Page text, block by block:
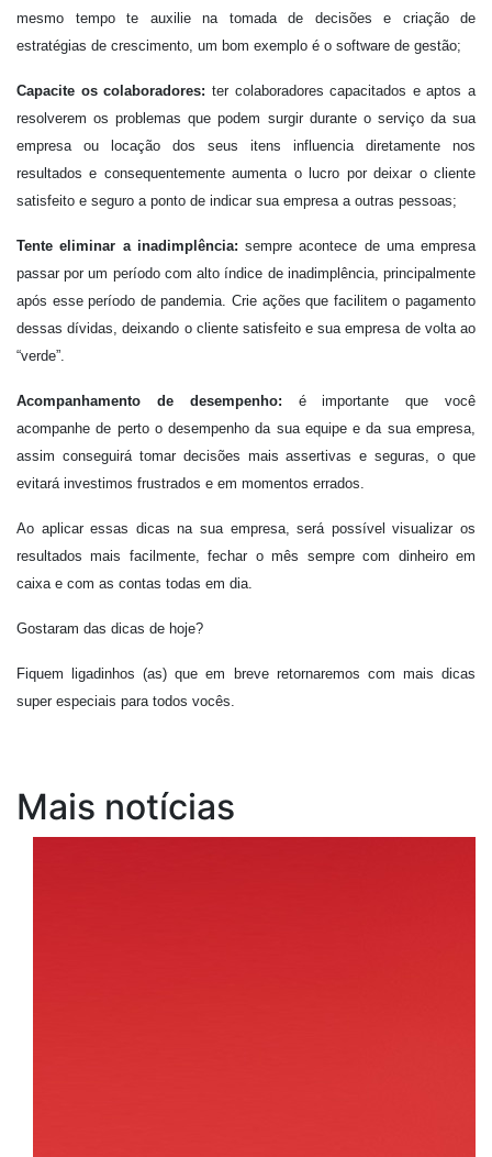
mesmo tempo te auxilie na tomada de decisões e criação de
estratégias de crescimento, um bom exemplo é o software de gestão;
Capacite os colaboradores: ter colaboradores capacitados e aptos a
resolverem os problemas que podem surgir durante o serviço da sua
empresa ou locação dos seus itens influencia diretamente nos
resultados e consequentemente aumenta o lucro por deixar o cliente
satisfeito e seguro a ponto de indicar sua empresa a outras pessoas;
Tente eliminar a inadimplência: sempre acontece de uma empresa
passar por um período com alto índice de inadimplência, principalmente
após esse período de pandemia. Crie ações que facilitem o pagamento
dessas dívidas, deixando o cliente satisfeito e sua empresa de volta ao
“verde”.
Acompanhamento de desempenho: é importante que você
acompanhe de perto o desempenho da sua equipe e da sua empresa,
assim conseguirá tomar decisões mais assertivas e seguras, o que
evitará investimos frustrados e em momentos errados.
Ao aplicar essas dicas na sua empresa, será possível visualizar os
resultados mais facilmente, fechar o mês sempre com dinheiro em
caixa e com as contas todas em dia.
Gostaram das dicas de hoje?
Fiquem ligadinhos (as) que em breve retornaremos com mais dicas
super especiais para todos vocês.
Mais notícias